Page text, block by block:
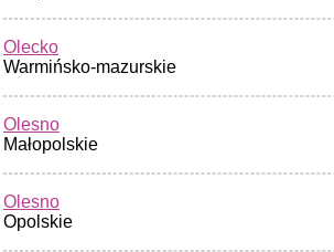
Olecko
Warmińsko-mazurskie
Olesno
Małopolskie
Olesno
Opolskie